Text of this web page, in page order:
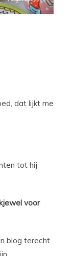
dat lijkt me
tot hij
voor
blog terecht